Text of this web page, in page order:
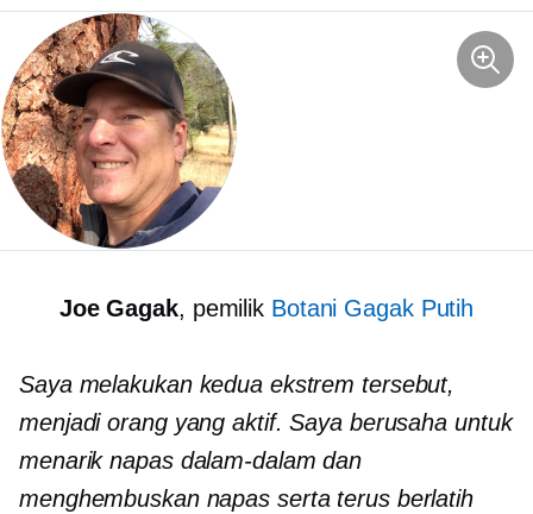
Joe Gagak, pemilik Botani Gagak Putih
Saya melakukan kedua ekstrem tersebut,
menjadi orang yang aktif. Saya berusaha untuk
menarik napas dalam-dalam dan
menghembuskan napas serta terus berlatih